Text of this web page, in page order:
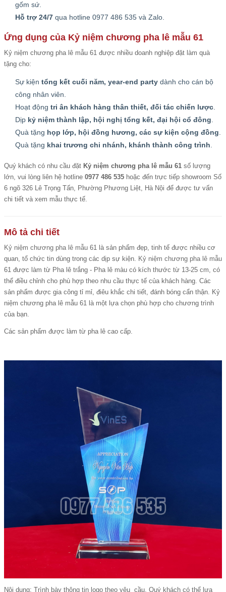
gốm sứ.
Hỗ trợ 24/7 qua hotline 0977 486 535 và Zalo.
Ứng dụng của Kỷ niệm chương pha lê mẫu 61
Kỷ niệm chương pha lê mẫu 61 được nhiều doanh nghiệp đặt làm quà
tặng cho:
Sự kiện tổng kết cuối năm, year-end party dành cho cán bộ
công nhân viên.
Hoạt động tri ân khách hàng thân thiết, đối tác chiến lược
Dịp kỷ niệm thành lập, hội nghị tổng kết, đại hội cổ đông
Quà tặng họp lớp, hội đồng hương, các sự kiện cộng đồng
Quà tặng khai trương chi nhánh, khánh thành công trình
Quý khách có nhu cầu đặt Kỷ niệm chương pha lê mẫu 61 số lượng
lớn, vui lòng liên hệ hotline 0977 486 535 hoặc đến trực tiếp showroom Số
6 ngõ 326 Lê Trọng Tấn, Phường Phương Liệt, Hà Nội để được tư vấn
chi tiết và xem mẫu thực tế.
Mô tả chi tiết
Kỷ niệm chương pha lê mẫu 61 là sản phẩm đẹp, tinh tế được nhiều cơ
quan, tổ chức tin dùng trong các dịp sự kiện. Kỷ niệm chương pha lê mẫu
61 được làm từ Pha lê trắng - Pha lê màu có kích thước từ 13-25 cm, có
thể điều chỉnh cho phù hợp theo nhu cầu thực tế của khách hàng. Các
sản phẩm được gia công tỉ mỉ, điêu khắc chi tiết, đánh bóng cẩn thận. Kỷ
niệm chương pha lê mẫu 61 là một lựa chọn phù hợp cho chương trình
của bạn.
Các sản phẩm được làm từ pha lê cao cấp.
Nội dung: Trình bày thông tin logo theo yêu cầu. Quý khách có thể lựa